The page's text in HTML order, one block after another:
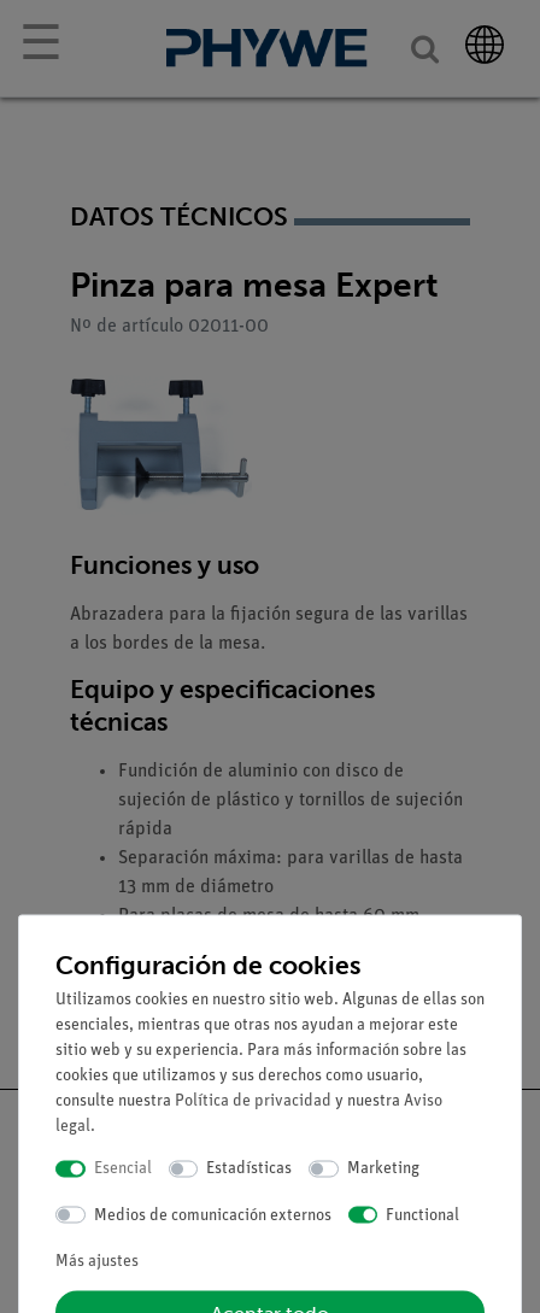
☰
DATOS TÉCNICOS
Pinza para mesa Expert
Nº de artículo 02011-00
Funciones y uso
Abrazadera para la fijación segura de las varillas
a los bordes de la mesa.
Equipo y especificaciones
técnicas
Fundición de aluminio con disco de
sujeción de plástico y tornillos de sujeción
rápida
Separación máxima: para varillas de hasta
13 mm de diámetro
Para placas de mesa de hasta 60 mm
Aviso lega
Configuración de cookies
Utilizamos cookies en nuestro sitio web. Algunas de ellas son
esenciales, mientras que otras nos ayudan a mejorar este
sitio web y su experiencia. Para más información sobre las
cookies que utilizamos y sus derechos como usuario,
consulte nuestra Política de privacidad y nuestra Aviso
legal.
Esencial Estadísticas Marketing
Medios de comunicación externos Functional
Más ajustes